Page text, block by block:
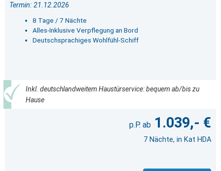
Termin: 21.12.2026
8 Tage / 7 Nächte
Alles-Inklusive Verpflegung an Bord
Deutschsprachiges Wohlfühl-Schiff
Inkl. deutschlandweitem Haustürservice: bequem ab/bis zu
Hause
1.039,- €
7 Nächte, in Kat HDA